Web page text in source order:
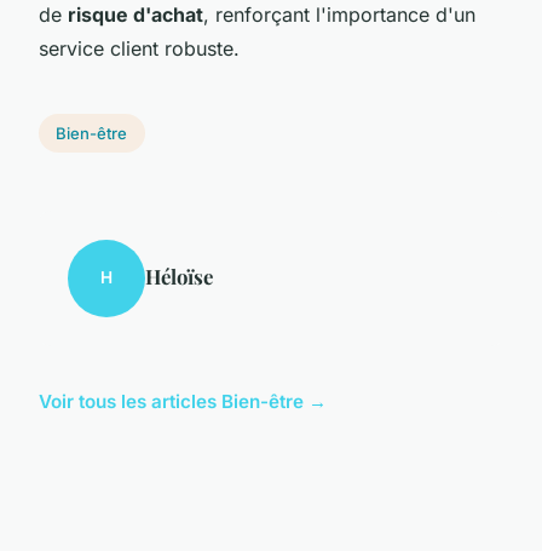
de risque d'achat, renforçant l'importance d'un
service client robuste.
Bien-être
H Héloïse
Voir tous les articles Bien-être →